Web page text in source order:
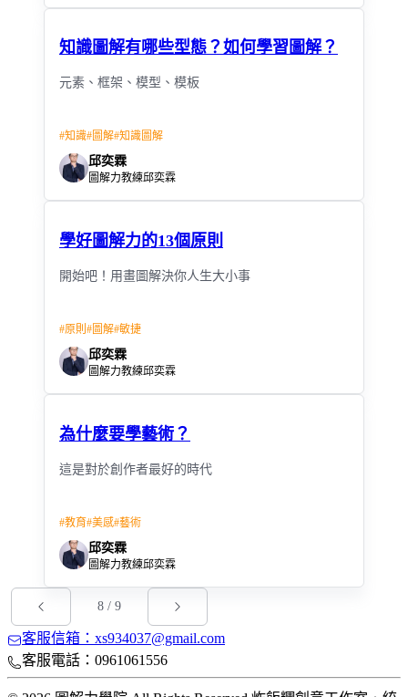
知識圖解有哪些型態？如何學習圖解？
元素、框架、模型、模板
#知識#圖解#知識圖解
邱奕霖
圖解力教練邱奕霖
學好圖解力的13個原則
開始吧！用畫圖解決你人生大小事
#原則 #圖解#敏捷
邱奕霖
圖解力教練邱奕霖
為什麼要學藝術？
這是對於創作者最好的時代
#教育#美感#藝術
邱奕霖
圖解力教練邱奕霖
8 / 9
客服信箱：xs934037@gmail.com
客服電話：0961061556